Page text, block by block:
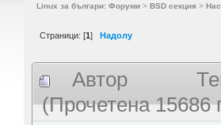
Linux за българи: Форуми> BSD секция >
Страници: [1] Надолу
Автор
(Прочетена 15686